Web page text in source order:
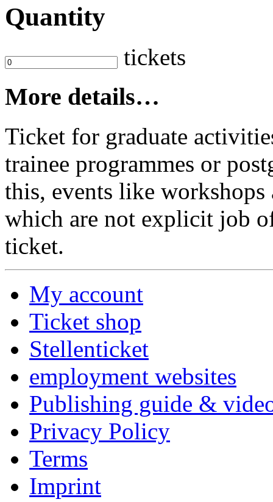
Quantity
tickets
More details…
Ticket for graduate
trainee programmes or
this, events like workshops
which are not explicit job
ticket.
My account
Ticket shop
Stellenticket
employment websites
Publishing guide &
Privacy Policy
Terms
Imprint